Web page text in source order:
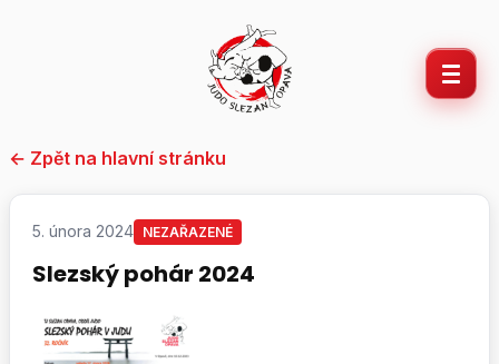
← Zpět na hlavní stránku
5. února 2024 NEZAŘAZENÉ
Slezský pohár 2024